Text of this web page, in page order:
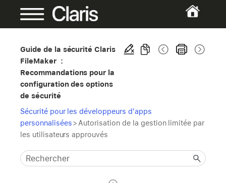
Guide de la sécurité Claris
FileMaker :
Recommandations pour la
configuration des options
de sécurité
Sécurité pour les développeurs d'apps
personnalisées> Autorisation de la gestion limitée par
les utilisateurs approuvés